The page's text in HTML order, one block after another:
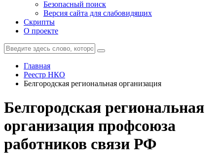
Безопасный поиск
Версия сайта для слабовидящих
Скрипты
О проекте
Главная
Реестр НКО
Белгородская региональная организация
Белгородская региональная
организация профсоюза
работников связи РФ